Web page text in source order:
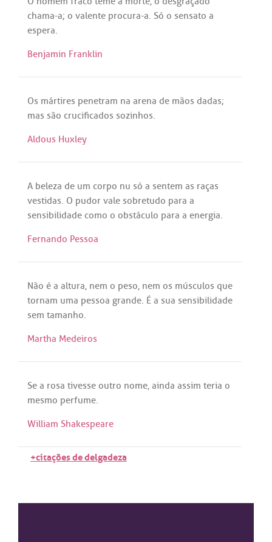
chama-a; o valente procura-a. Só o sensato a
espera.
Benjamin Franklin
Os mártires penetram na arena de mãos dadas;
mas são crucificados sozinhos.
Aldous Huxley
A beleza de um corpo nu só a sentem as raças
vestidas. O pudor vale sobretudo para a
sensibilidade como o obstáculo para a energia.
Fernando Pessoa
Não é a altura, nem o peso, nem os músculos que
tornam uma pessoa grande. É a sua sensibilidade
sem tamanho.
Martha Medeiros
Se a rosa tivesse outro nome, ainda assim teria o
mesmo perfume.
William Shakespeare
+citações de delgadeza